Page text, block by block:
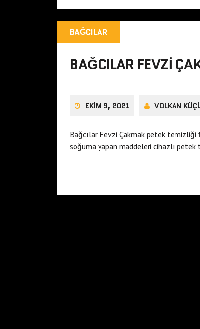
BAĞCILAR
BAĞCILAR FEVZI
EKIM 9, 2021 VOLKAN
Bağcılar Fevzi Çakmak petek temizliği
soğuma yapan maddeleri cihazlı